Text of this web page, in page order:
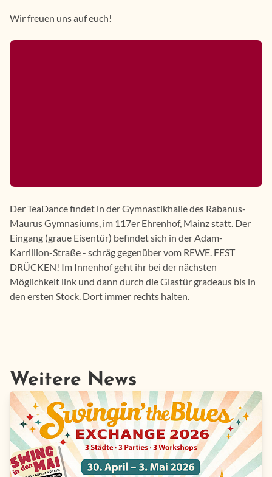
Wir freuen uns auf euch!
Der TeaDance findet in der Gymnastikhalle des Rabanus-
Maurus Gymnasiums, im 117er Ehrenhof, Mainz statt. Der
Eingang (graue Eisentür) befindet sich in der Adam-
Karrillion-Straße - schräg gegenüber vom REWE. FEST
DRÜCKEN! Im Innenhof geht ihr bei der nächsten
Möglichkeit link und dann durch die Glastür gradeaus bis in
den ersten Stock. Dort immer rechts halten.
Weitere News